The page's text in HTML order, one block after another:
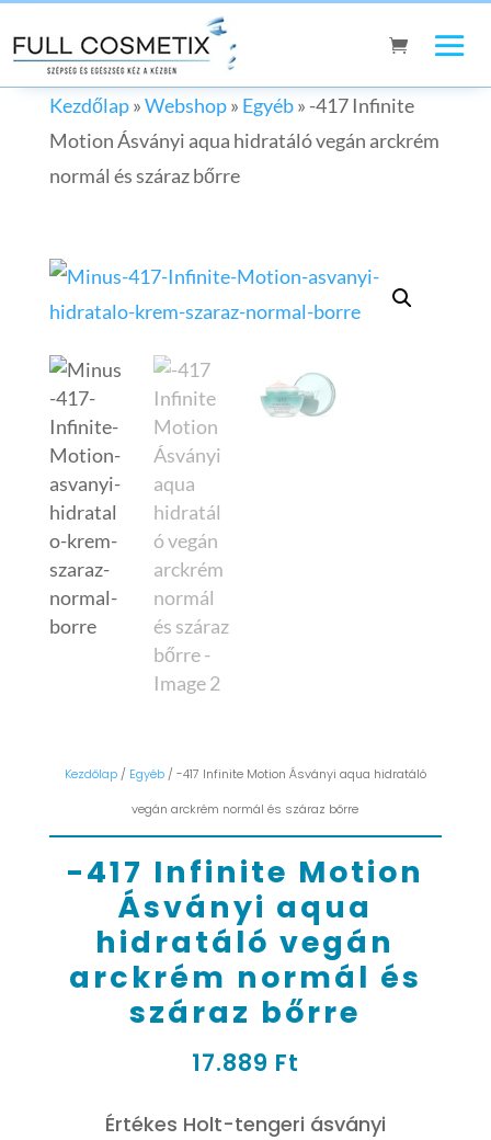
Kezdőlap»Webshop» Egyéb» -417 Infinite
Motion Ásványi aqua hidratáló vegán arckrém
normál és száraz bőrre
Kezdőlap/ Egyéb/ -417 Infinite Motion Ásványi aqua hidratáló
vegán arckrém normál és száraz bőrre
-417 Infinite Motion
Ásványi aqua
hidratáló vegán
arckrém normál és
száraz bőrre
17.889 Ft
Értékes Holt-tengeri ásványi